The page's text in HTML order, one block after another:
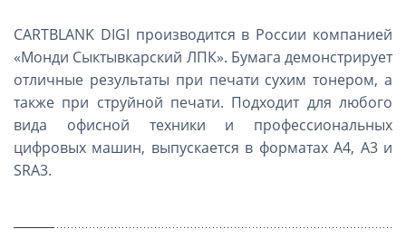
CARTBLANK DIGI производится в России компанией
«Монди Сыктывкарский ЛПК». Бумага демонстрирует
отличные результаты при печати сухим тонером, а
также при струйной печати. Подходит для любого
вида офисной техники и профессиональных
цифровых машин, выпускается в форматах А4, А3 и
SRA3.